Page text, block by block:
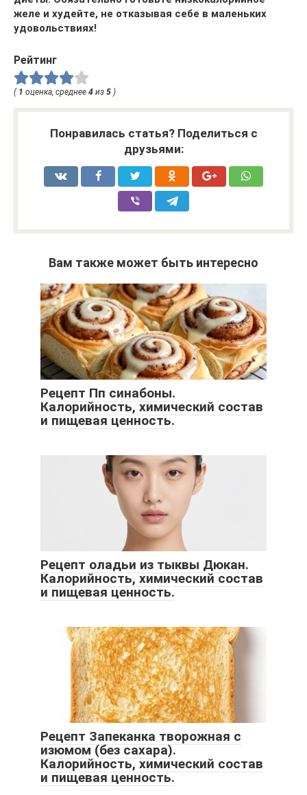
желе и худейте, не отказывая себе в маленьких
удовольствиях!
Рейтинг
( 1 оценка, среднее 4 из 5 )
Понравилась статья? Поделиться с
друзьями:
Вам также может быть интересно
Рецепт Пп синабоны.
Калорийность, химический состав
и пищевая ценность.
Рецепт оладьи из тыквы Дюкан.
Калорийность, химический состав
и пищевая ценность.
Рецепт Запеканка творожная с
изюмом (без сахара).
Калорийность, химический состав
и пищевая ценность.